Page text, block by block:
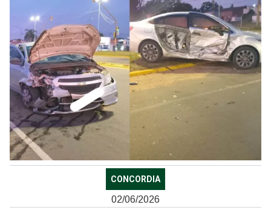
CONCORDIA
02/06/2026